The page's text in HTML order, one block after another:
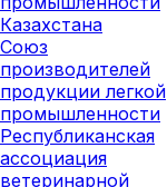
Казахстана
Союз
производителей
продукции легкой
промышленности
Республиканская
ассоциация
ветеринарной